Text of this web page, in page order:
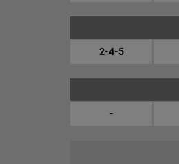
2-4-5
-